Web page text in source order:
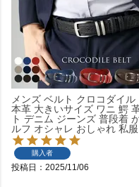
メンズ ベルト クロコダイ
本革 大きいサイズ ワニ 鰐
ト デニム ジーンズ 普段着
ルフ オシャレ おしゃれ 私
購入者
投稿日 2025/11/06